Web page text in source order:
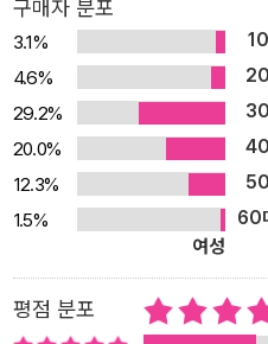
여군 사병으로 입대한 하루! 잘나
자대학교 교수로서의 삶을 선택
간! 이들의 순간순간은 그저 흘러
과거와 작별하고 꿈을 이루게 한
앞서 걸어간 이들이 온몸으로 체
선택 중 미래를 잡는 법, 삶의 올
의 경험담에 생생히 녹아 있다. 어
그들이 자신의 길을 만들며 축적
표가 되어 줄 것이다. 또한 우리의
놓치지 않고 빛나는 미래로 연결
구매자 분포
3.1%
4.6%
29.2%
20.0%
12.3%
1.5%
60
여성
평점 분포